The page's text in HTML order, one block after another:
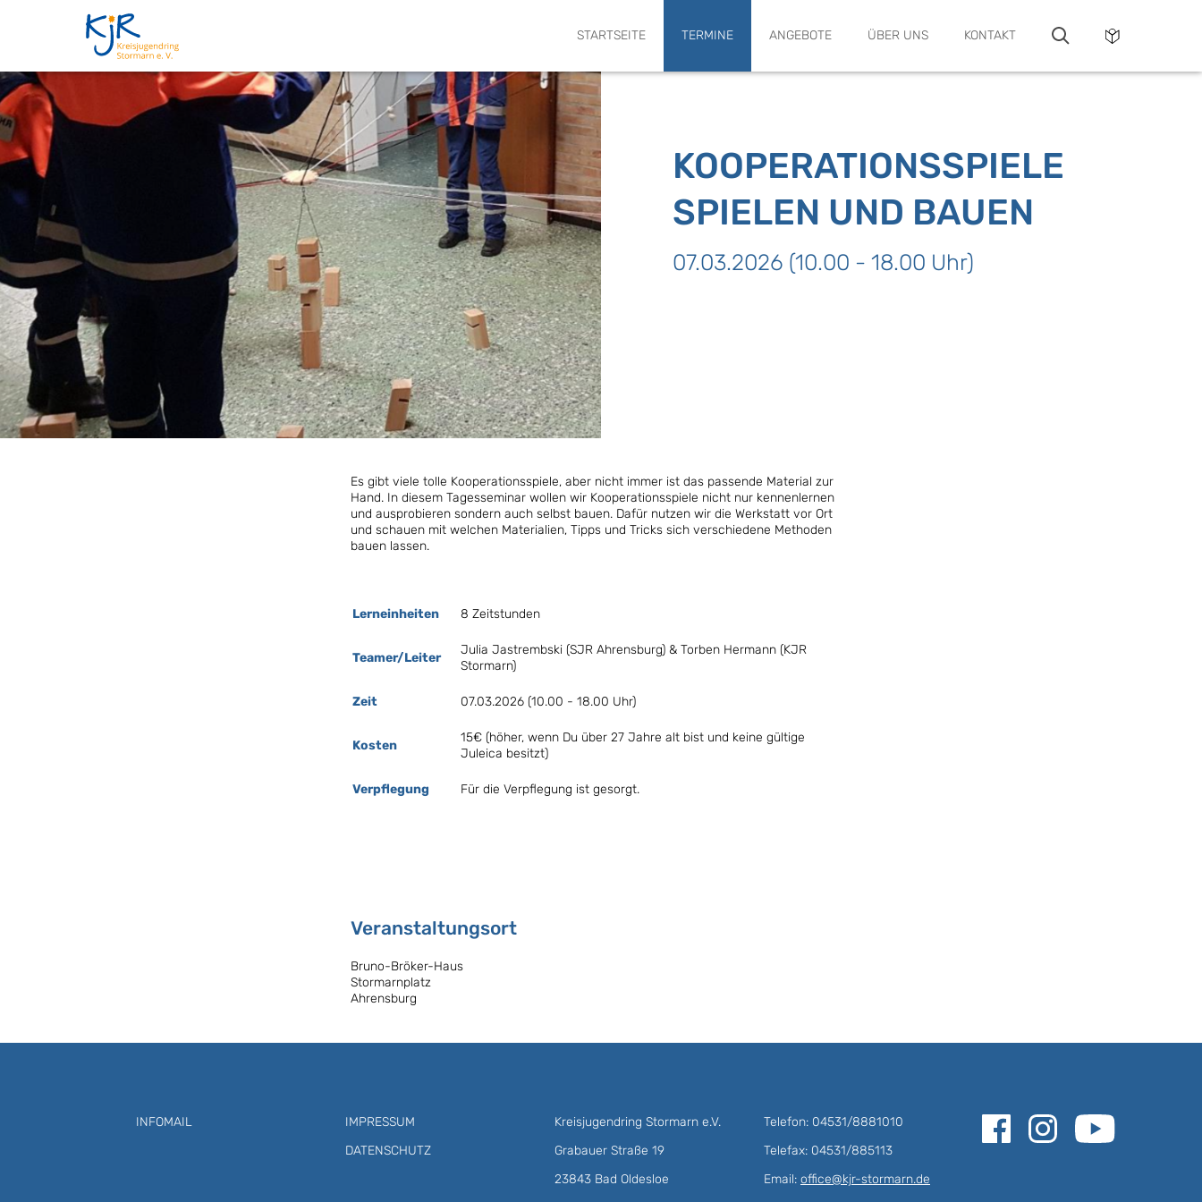
STARTSEITE TERMINE ANGEBOTE ÜBER UNS KONTAKT
SUCHE
KOOPERATIONSSPIELE
SPIELEN UND BAUEN
07.03.2026 (10.00 - 18.00 Uhr)
Es gibt viele tolle Kooperationsspiele, aber nicht immer ist das passende Material zur
Hand. In diesem Tagesseminar wollen wir Kooperationsspiele nicht nur kennenlernen
und ausprobieren sondern auch selbst bauen. Dafür nutzen wir die Werkstatt vor Ort
und schauen mit welchen Materialien, Tipps und Tricks sich verschiedene Methoden
bauen lassen.
Lerneinheiten 8 Zeitstunden
Teamer/Leiter
Julia Jastrembski (SJR Ahrensburg) & Torben Hermann (KJR
Stormarn)
Zeit 07.03.2026 (10.00 - 18.00 Uhr)
Kosten
15€ (höher, wenn Du über 27 Jahre alt bist und keine gültige
Juleica besitzt)
Verpflegung Für die Verpflegung ist gesorgt.
Veranstaltungsort
Bruno-Bröker-Haus
Stormarnplatz
Ahrensburg
INFOMAIL
IMPRESSUM
DATENSCHUTZ
Kreisjugendring Stormarn e.V.
Grabauer Straße 19
23843 Bad Oldesloe
Telefon: 04531/8881010
Telefax: 04531/885113
Email: office@kjr-stormarn.de